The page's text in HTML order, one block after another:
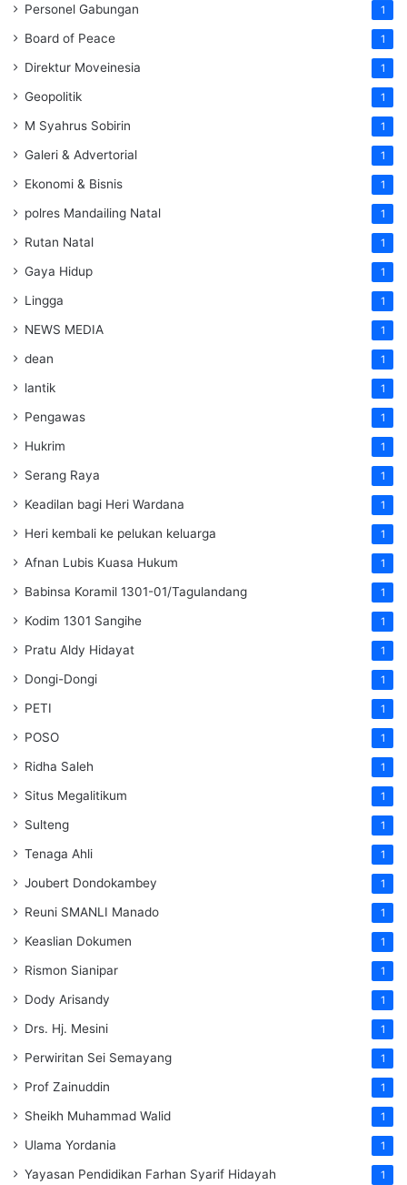
Personel Gabungan 1
Board of Peace 1
Direktur Moveinesia 1
Geopolitik 1
M Syahrus Sobirin 1
Galeri & Advertorial 1
Ekonomi & Bisnis 1
polres Mandailing Natal 1
Rutan Natal 1
Gaya Hidup 1
Lingga 1
NEWS MEDIA 1
dean 1
lantik 1
Pengawas 1
Hukrim 1
Serang Raya 1
Keadilan bagi Heri Wardana 1
Heri kembali ke pelukan keluarga 1
Afnan Lubis Kuasa Hukum 1
Babinsa Koramil 1301-01/Tagulandang 1
Kodim 1301 Sangihe 1
Pratu Aldy Hidayat 1
Dongi-Dongi 1
PETI 1
POSO 1
Ridha Saleh 1
Situs Megalitikum 1
Sulteng 1
Tenaga Ahli 1
Joubert Dondokambey 1
Reuni SMANLI Manado 1
Keaslian Dokumen 1
Rismon Sianipar 1
Dody Arisandy 1
Drs. Hj. Mesini 1
Perwiritan Sei Semayang 1
Prof Zainuddin 1
Sheikh Muhammad Walid 1
Ulama Yordania 1
Yayasan Pendidikan Farhan Syarif Hidayah 1